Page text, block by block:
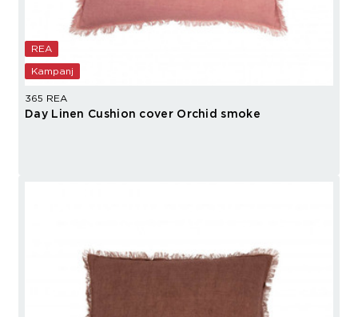
REA
Kampanj
365 REA
Day Linen Cushion cover Orchid smoke